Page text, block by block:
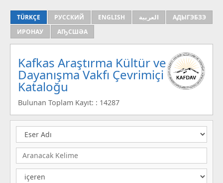
TÜRKÇE РУССКИЙ ENGLISH العربية
АДЫГЭБЗЭ
ИРОНАУ
АҦСШӘА
Kafkas Araştırma Kültür ve
Dayanışma Vakfı Çevrimiçi
Kataloğu
Bulunan Toplam Kayıt: : 14287